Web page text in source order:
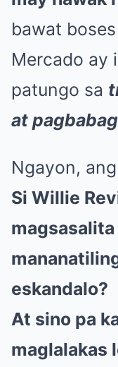
bawat
Mercado ay
patungo sa
at
Ngayon,
Si Willie
magsasalita
eskandalo?
At sino pa
maglalakas